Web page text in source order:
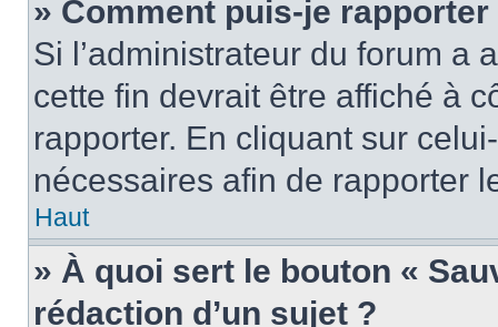
» Comment puis-je
Si l’administrateur du forum a
cette fin devrait être affiché à
rapporter. En cliquant sur
nécessaires afin de rapporter
Haut
» À quoi sert le bouton «
rédaction d’un sujet ?